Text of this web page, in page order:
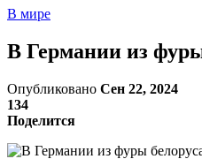
В мире
В Германии из
Опубликовано Сен 22, 2024
134
Поделится